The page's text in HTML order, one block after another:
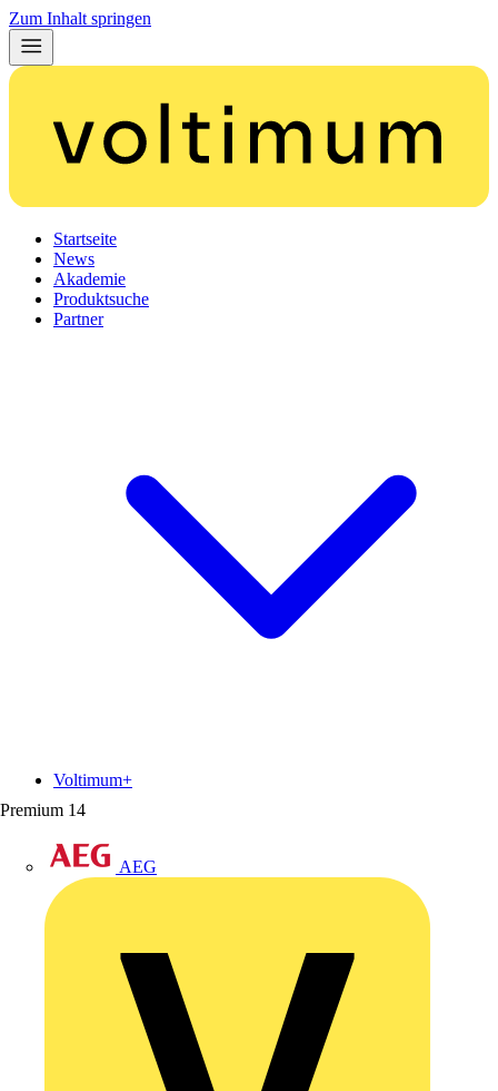
Zum Inhalt springen
Startseite
News
Akademie
Produktsuche
Partner
Premium 14
AEG
Voltimum+